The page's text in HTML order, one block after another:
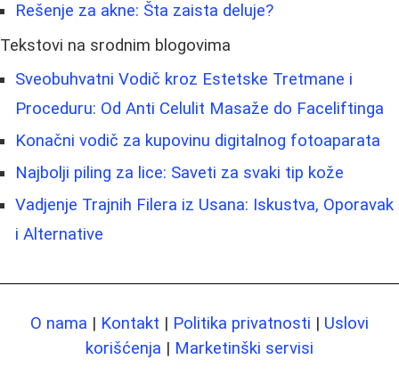
Rešenje za akne: Šta zaista deluje?
Tekstovi na srodnim blogovima
Sveobuhvatni Vodič kroz Estetske Tretmane i
Proceduru: Od Anti Celulit Masaže do Faceliftinga
Konačni vodič za kupovinu digitalnog fotoaparata
Najbolji piling za lice: Saveti za svaki tip kože
Vadjenje Trajnih Filerа iz Usana: Iskustva, Oporavak
i Alternative
O nama | Kontakt | Politika privatnosti | Uslovi
korišćenja | Marketinški servisi